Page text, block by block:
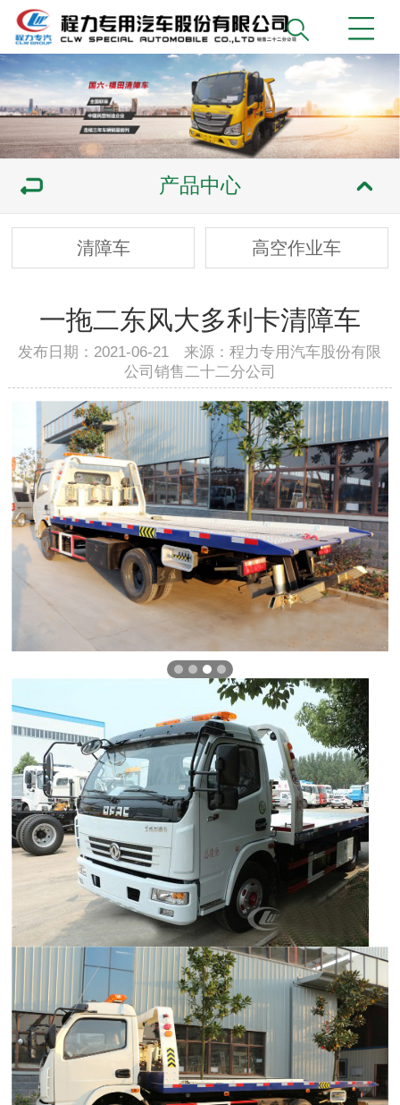
产品中心
清障车 高空作业车
一拖二东风大多利卡清障车
发布日期：2021-06-21 来源：程力专用汽车股份有限
公司销售二十二分公司